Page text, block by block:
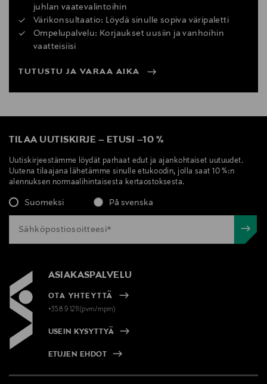
juhlan vaatevalintoihin
Värikonsultaatio: Löydä sinulle sopiva väripaletti
Ompelupalvelu: Korjaukset uusiin ja vanhoihin
vaatteisiisi
TUTUSTU JA VARAA AIKA
TILAA UUTISKIRJE – ETUSI –10 %
Uutiskirjeestämme löydät parhaat edut ja ajankohtaiset uutuudet.
Uutena tilaajana lähetämme sinulle etukoodin, jolla saat 10 %:n
alennuksen normaalihintaisesta kertaostoksesta.
Suomeksi På svenska
ASIAKASPALVELU
OTA YHTEYTTÄ
+358 9 1211(pvm/mpm)
USEIN KYSYTTYÄ
ETUJEN EHDOT